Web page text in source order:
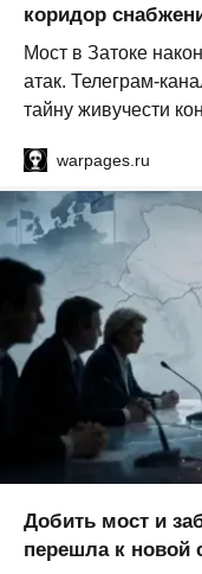
коридор
Мост в Затоке
атак. Телеграм-
тайну живучести
warpages.ru
Добить мост и
перешла к новой